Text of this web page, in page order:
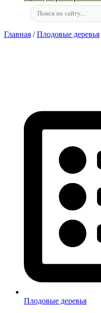
Главная /Плодовые деревья
Плодовые деревья